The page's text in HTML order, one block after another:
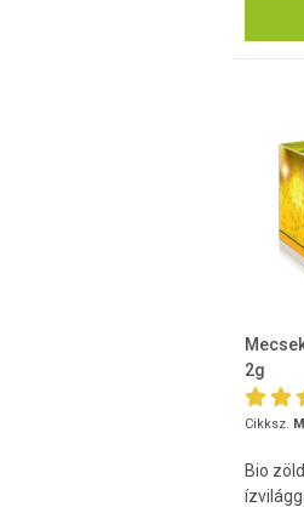
2g
Cikksz.
Bio